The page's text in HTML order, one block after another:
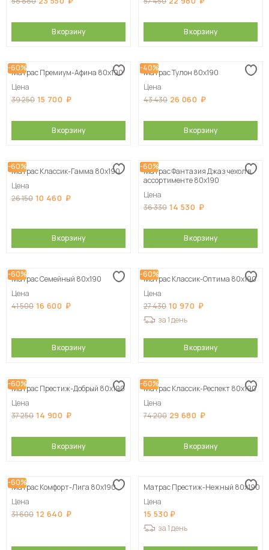
В корзину В корзину
-60%
Матрас Премиум-Афина 80х190
Цена
39 250 15 700
В корзину
-40%
Матрас Тулон 80х190
Цена
43 430 26 060
В корзину
-60%
Матрас Классик-Гамма 80х190
Цена
26 150 10 460
В корзину
-60%
Матрас Фантазия Джаз чехол в
ассортименте 80х190
Цена
36 330 14 530
В корзину
-60%
Матрас Семейный 80х190
Цена
41 500 16 600
В корзину
-60%
Матрас Классик-Оптима 80х190
Цена
27 430 10 970
за 1 день
В корзину
-60%
Матрас Престиж-Добрый 80х190
Цена
37 250 14 900
В корзину
-60%
Матрас Классик-Респект 80х190
Цена
74 200 29 680
В корзину
-60%
Матрас Комфорт-Лига 80х190
Цена
31 600 12 640
Матрас Престиж-Нежный 80х190
Цена
15 530
за 1 день